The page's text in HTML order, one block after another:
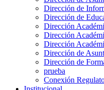
Dirección de
Dirección de
Dirección
Dirección
Dirección
Dirección de
Dirección de
prueba
Conexión